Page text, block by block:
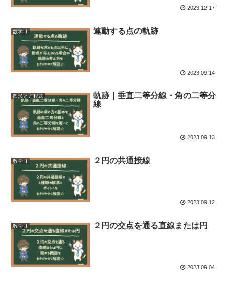
2023.12.17
数学Ⅱ 連動する点の軌跡
2023.09.14
図形と方程式
軌跡｜垂直二等分線・角の二等分
線
2023.09.13
数学Ⅱ ２円の共通接線
2023.09.12
数学Ⅱ ２円の交点を通る直線または円
2023.09.04